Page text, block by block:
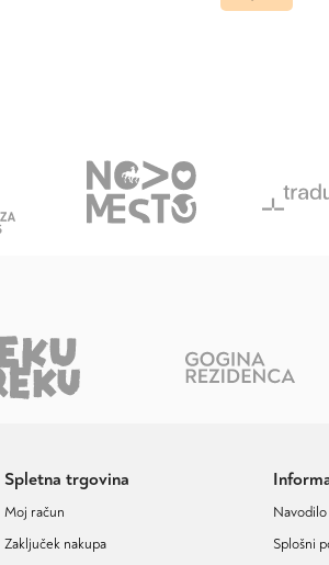
Spletna trgovina
Moj račun
Zaključek nakupa
Splošni